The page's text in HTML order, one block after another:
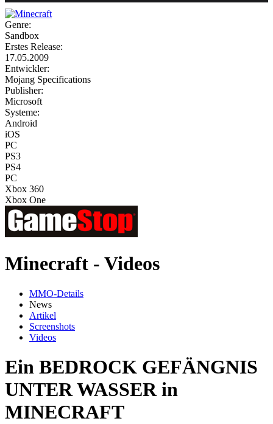
Genre:
Sandbox
Erstes Release:
17.05.2009
Entwickler:
Mojang Specifications
Publisher:
Microsoft
Systeme:
Android
iOS
PC
PS3
PS4
PC
Xbox 360
Xbox One
Minecraft - Videos
MMO-Details
News
Artikel
Screenshots
Videos
Ein BEDROCK GEFÄNGNIS
UNTER WASSER in
MINECRAFT